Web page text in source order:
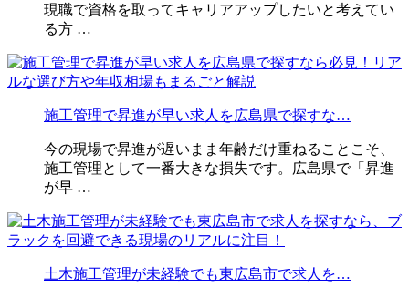
現職で資格を取ってキャリアアップしたいと考えてい
る方 …
施工管理で昇進が早い求人を広島県で探すな…
今の現場で昇進が遅いまま年齢だけ重ねることこそ、
施工管理として一番大きな損失です。広島県で「昇進
が早 …
土木施工管理が未経験でも東広島市で求人を…